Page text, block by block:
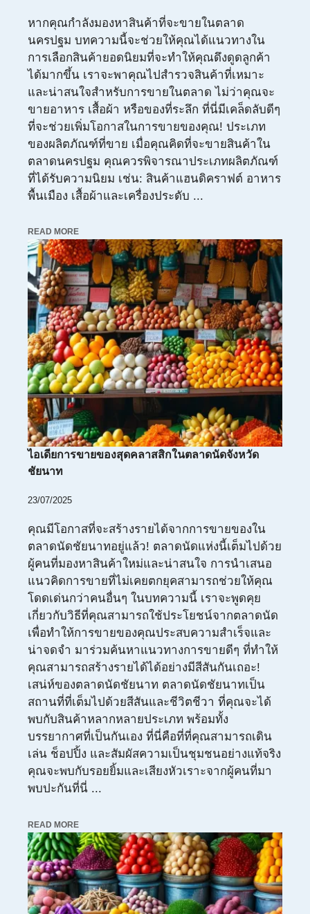
หากคุณกำลังมองหาสินค้าที่จะขายในตลาด
นครปฐม บทความนี้จะช่วยให้คุณได้แนวทางใน
การเลือกสินค้ายอดนิยมที่จะทำให้คุณดึงดูดลูกค้า
ได้มากขึ้น เราจะพาคุณไปสำรวจสินค้าที่เหมาะ
และน่าสนใจสำหรับการขายในตลาด ไม่ว่าคุณจะ
ขายอาหาร เสื้อผ้า หรือของที่ระลึก ที่นี่มีเคล็ดลับดีๆ
ที่จะช่วยเพิ่มโอกาสในการขายของคุณ! ประเภท
ของผลิตภัณฑ์ที่ขาย เมื่อคุณคิดที่จะขายสินค้าใน
ตลาดนครปฐม คุณควรพิจารณาประเภทผลิตภัณฑ์
ที่ได้รับความนิยม เช่น: สินค้าแฮนดิคราฟต์ อาหาร
พื้นเมือง เสื้อผ้าและเครื่องประดับ ...
READ MORE
ไอเดียการขายของสุดคลาสสิกในตลาดนัดจังหวัด
ชัยนาท
23/07/2025
คุณมีโอกาสที่จะสร้างรายได้จากการขายของใน
ตลาดนัดชัยนาทอยู่แล้ว! ตลาดนัดแห่งนี้เต็มไปด้วย
ผู้คนที่มองหาสินค้าใหม่และน่าสนใจ การนำเสนอ
แนวคิดการขายที่ไม่เคยตกยุคสามารถช่วยให้คุณ
โดดเด่นกว่าคนอื่นๆ ในบทความนี้ เราจะพูดคุย
เกี่ยวกับวิธีที่คุณสามารถใช้ประโยชน์จากตลาดนัด
เพื่อทำให้การขายของคุณประสบความสำเร็จและ
น่าจดจำ มาร่วมค้นหาแนวทางการขายดีๆ ที่ทำให้
คุณสามารถสร้างรายได้ได้อย่างมีสีสันกันเถอะ!
เสน่ห์ของตลาดนัดชัยนาท ตลาดนัดชัยนาทเป็น
สถานที่ที่เต็มไปด้วยสีสันและชีวิตชีวา ที่คุณจะได้
พบกับสินค้าหลากหลายประเภท พร้อมทั้ง
บรรยากาศที่เป็นกันเอง ที่นี่คือที่ที่คุณสามารถเดิน
เล่น ช็อปปิ้ง และสัมผัสความเป็นชุมชนอย่างแท้จริง
คุณจะพบกับรอยยิ้มและเสียงหัวเราะจากผู้คนที่มา
พบปะกันที่นี่ ...
READ MORE